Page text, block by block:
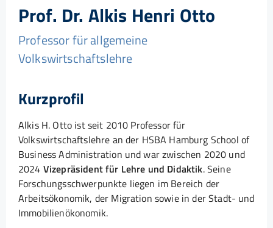
Prof. Dr. Alkis Henri Otto
Professor für allgemeine
Volkswirtschaftslehre
Kurzprofil
Alkis H. Otto ist seit 2010 Professor für
Volkswirtschaftslehre an der HSBA Hamburg School of
Business Administration und war zwischen 2020 und
2024 Vizepräsident für Lehre und Didaktik. Seine
Forschungsschwerpunkte liegen im Bereich der
Arbeitsökonomik, der Migration sowie in der Stadt- und
Immobilienökonomik.